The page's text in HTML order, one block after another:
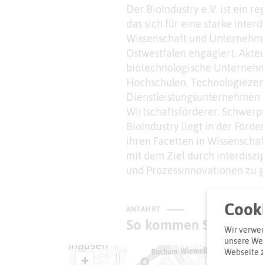
Der BioIndustry e.V. ist ein
das sich für eine starke
Wissenschaft und
Ostwestfalen engagiert.
biotechnologische
Hochschulen,
Dienstleistungsunternehmen
Wirtschaftsförderer.
BioIndustry liegt in der
ihren Facetten in
mit dem Ziel durch
und Prozessinnovationen zu
ANFAHRT
So kommen Sie zum
+
Wir
unsere
Webseite